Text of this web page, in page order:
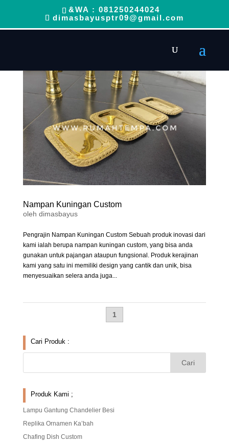
&WA : 081250244024
dimasbayusptr09@gmail.com
Nampan Kuningan Custom
oleh dimasbayus
Pengrajin Nampan Kuningan Custom Sebuah produk inovasi dari
kami ialah berupa nampan kuningan custom, yang bisa anda
gunakan untuk pajangan ataupun fungsional. Produk kerajinan
kami yang satu ini memiliki design yang cantik dan unik, bisa
menyesuaikan selera anda juga...
1
Cari Produk :
Produk Kami ;
Lampu Gantung Chandelier Besi
Replika Ornamen Ka’bah
Chafing Dish Custom